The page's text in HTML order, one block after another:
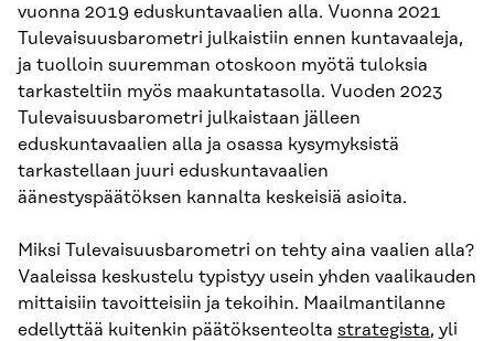
vuonna 2019 eduskuntavaalien alla. Vuonna 2021
Tulevaisuusbarometri julkaistiin ennen kuntavaaleja,
ja tuolloin suuremman otoskoon myötä tuloksia
tarkasteltiin myös maakuntatasolla. Vuoden 2023
Tulevaisuusbarometri julkaistaan jälleen
eduskuntavaalien alla ja osassa kysymyksistä
tarkastellaan juuri eduskuntavaalien
äänestyspäätöksen kannalta keskeisiä asioita.
Miksi Tulevaisuusbarometri on tehty aina vaalien alla?
Vaaleissa keskustelu typistyy usein yhden vaalikauden
mittaisiin tavoitteisiin ja tekoihin. Maailmantilanne
edellyttää kuitenkin päätöksenteolta strategista, yli